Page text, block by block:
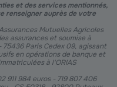
et des services mentionnés,
renseigner auprès de votre
Mutuelles Agricoles
assurances et soumise à
75436 Paris Cedex 09, agissant
en opérations de banque et
à l'ORIAS
911 984 euros - 719 807 406